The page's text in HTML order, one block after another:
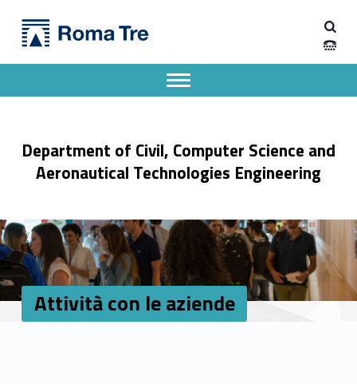
Attività con le aziende - Dipartimento di Ingegneria Civile, Informatica e delle Tecnologie Aeronautiche
Department of Civil, Computer Science and
Aeronautical Technologies Engineering
Apri il menu secondario
Header info sidebar
Attività con le aziende